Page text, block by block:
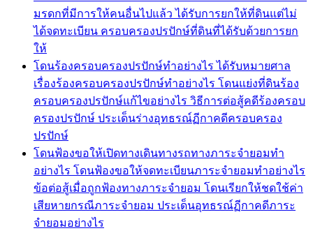
มรดกที่มีการให้คนอื่นไปแล้ว ได้รับการยกให้ที่ดินแต่ไม่
ได้จดทะเบียน ครอบครองปรปักษ์ที่ดินที่ได้รับด้วยการยก
ให้
โดนร้องครอบครองปรปักษ์ทำอย่างไร ได้รับหมายศาล
เรื่องร้องครอบครองปรปักษ์ทำอย่างไร โดนแย่งที่ดินร้อง
ครอบครองปรปักษ์แก้ไขอย่างไร วิธีการต่อสู้คดีร้องครอบ
ครองปรปักษ์ ประเด็นร่างอุทธรณ์ฏีกาคดีครอบครอง
ปรปักษ์
โดนฟ้องขอให้เปิดทางเดินทางรถทางภาระจำยอมทำ
อย่างไร โดนฟ้องขอให้จดทะเบียนภาระจำยอมทำอย่างไร
ข้อต่อสู้เมื่อถูกฟ้องทางภาระจำยอม โดนเรียกให้ชดใช้ค่า
เสียหายกรณีภาระจำยอม ประเด็นอุทธรณ์ฏีกาคดีภาระ
จำยอมอย่างไร